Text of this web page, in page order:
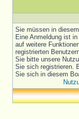
Sie müssen in
Eine Anmeldung ist
auf weitere
registrierten
Sie bitte unsere
Sie sich registrieren.
Sie sich in diesem